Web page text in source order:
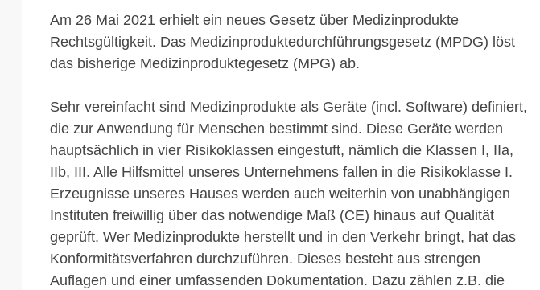
Am 26 Mai 2021 erhielt ein neues Gesetz über Medizinprodukte
Rechtsgültigkeit. Das Medizinproduktedurchführungsgesetz (MPDG) löst
das bisherige Medizinproduktegesetz (MPG) ab.
Sehr vereinfacht sind Medizinprodukte als Geräte (incl. Software) definiert,
die zur Anwendung für Menschen bestimmt sind. Diese Geräte werden
hauptsächlich in vier Risikoklassen eingestuft, nämlich die Klassen I, IIa,
IIb, III. Alle Hilfsmittel unseres Unternehmens fallen in die Risikoklasse I.
Erzeugnisse unseres Hauses werden auch weiterhin von unabhängigen
Instituten freiwillig über das notwendige Maß (CE) hinaus auf Qualität
geprüft. Wer Medizinprodukte herstellt und in den Verkehr bringt, hat das
Konformitätsverfahren durchzuführen. Dieses besteht aus strengen
Auflagen und einer umfassenden Dokumentation. Dazu zählen z.B. die